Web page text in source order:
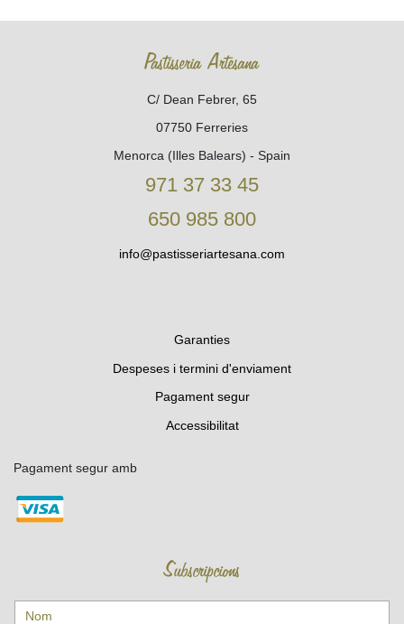
Pastisseria Artesana
C/ Dean Febrer, 65
07750 Ferreries
Menorca (Illes Balears) - Spain
971 37 33 45
650 985 800
info@pastisseriartesana.com
Garanties
Despeses i termini d'enviament
Pagament segur
Accessibilitat
Pagament segur amb
Subscripcions
Nom